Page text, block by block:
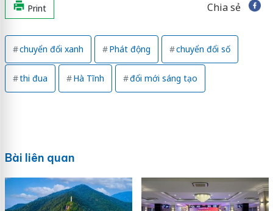
Print Chia sẻ
chuyển đổi xanh Phát động chuyển đổi số
thi đua Hà Tĩnh đổi mới sáng tạo
Bài liên quan